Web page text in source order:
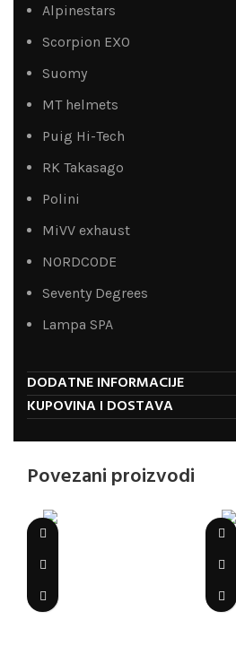
Alpinestars
Scorpion EXO
Suomy
MT helmets
Puig Hi-Tech
RK Takasago
Polini
MiVV exhaust
NORDCODE
Seventy Degrees
Lampa SPA
DODATNE INFORMACIJE
KUPOVINA I DOSTAVA
Povezani proizvodi